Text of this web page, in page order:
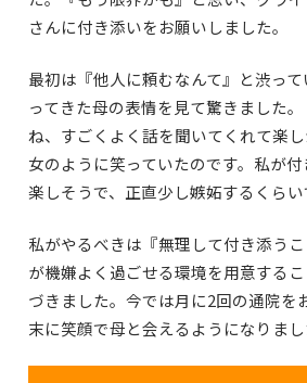
さんに付き添いをお願いしました。
最初は『他人に頼むなんて』と渋っ
ってきた母の表情を見て驚きました
ね、すごくよく話を聞いてくれて楽
女のように笑っていたのです。私が
楽しそうで、正直少し嫉妬するくらい
私がやるべきは『無理して付き添う
が機嫌よく過ごせる環境を用意する
づきました。今では月に2回の通院を
末に笑顔で母と会えるようになりまし